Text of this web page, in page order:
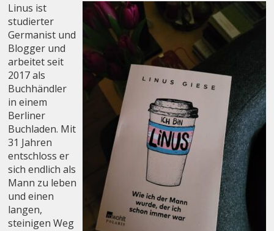
Linus ist
studierter
Germanist und
Blogger und
arbeitet seit
2017 als
Buchhändler
in einem
Berliner
Buchladen. Mit
31 Jahren
entschloss er
sich endlich als
Mann zu leben
und einen
langen,
steinigen Weg